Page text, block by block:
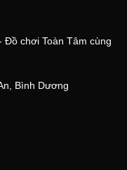
Đồ chơi Toàn Tâm cùng
Bình Dương